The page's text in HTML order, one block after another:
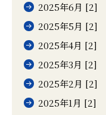
2025年6月 [2]
2025年5月 [2]
2025年4月 [2]
2025年3月 [2]
2025年2月 [2]
2025年1月 [2]